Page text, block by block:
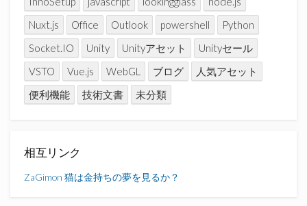
Nuxt.js
Office Outlook powershell
Python
Socket.IO
Unity Unityアセット
Unityセール
VSTO
Vue.js WebGL ブログ
人気アセット
便利機能
技術文書 未分類
相互リンク
ZaGimon 猫は金持ちの夢を見るか？